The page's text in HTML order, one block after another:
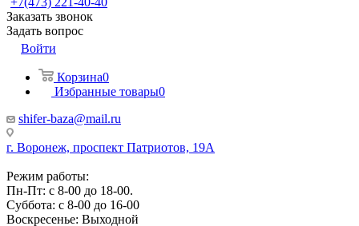
Заказать звонок
Задать вопрос
Войти
Корзина0
Избранные товары0
shifer-baza@mail.ru
г. Воронеж, проспект Патриотов, 19А
Режим работы:
Пн-Пт: с 8-00 до 18-00.
Суббота: с 8-00 до 16-00
Воскресенье: Выходной